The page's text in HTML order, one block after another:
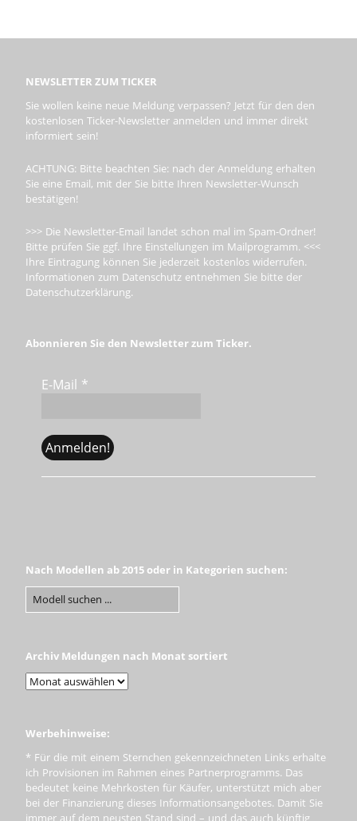
NEWSLETTER ZUM TICKER
Sie wollen keine neue Meldung verpassen? Jetzt für den den
kostenlosen Ticker-Newsletter anmelden und immer direkt
informiert sein!
ACHTUNG: Bitte beachten Sie: nach der Anmeldung erhalten
Sie eine Email, mit der Sie bitte Ihren Newsletter-Wunsch
bestätigen!
>>> Die Newsletter-Email landet schon mal im Spam-Ordner!
Bitte prüfen Sie ggf. Ihre Einstellungen im Mailprogramm. <<<
Ihre Eintragung können Sie jederzeit kostenlos widerrufen.
Informationen zum Datenschutz entnehmen Sie bitte der
Datenschutzerklärung.
Abonnieren Sie den Newsletter zum Ticker.
E-Mail *
Nach Modellen ab 2015 oder in Kategorien suchen:
Archiv Meldungen nach Monat sortiert
Werbehinweise:
* Für die mit einem Sternchen gekennzeichneten Links erhalte
ich Provisionen im Rahmen eines Partnerprogramms. Das
bedeutet keine Mehrkosten für Käufer, unterstützt mich aber
bei der Finanzierung dieses Informationsangebotes. Damit Sie
immer auf dem neusten Stand sind – und das auch künftig